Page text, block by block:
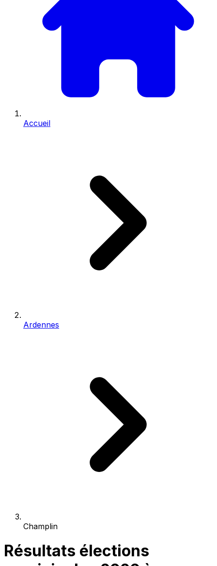
Accueil
Ardennes
Champlin
Résultats élections